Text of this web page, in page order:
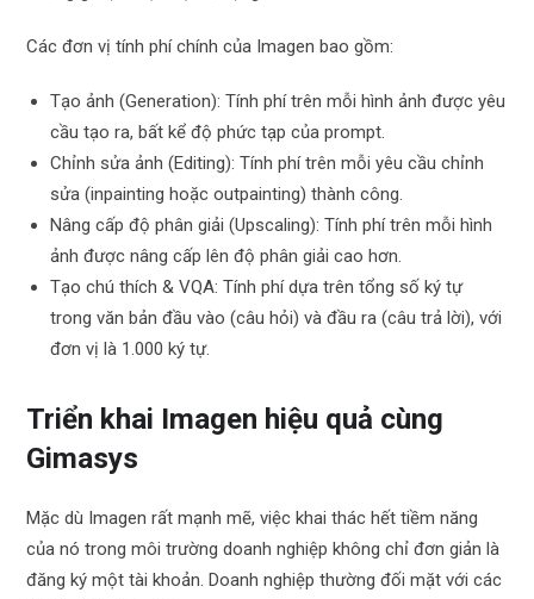
Các đơn vị tính phí chính của Imagen bao gồm:
Tạo ảnh (Generation): Tính phí trên mỗi hình ảnh được yêu
cầu tạo ra, bất kể độ phức tạp của prompt.
Chỉnh sửa ảnh (Editing): Tính phí trên mỗi yêu cầu chỉnh
sửa (inpainting hoặc outpainting) thành công.
Nâng cấp độ phân giải (Upscaling): Tính phí trên mỗi hình
ảnh được nâng cấp lên độ phân giải cao hơn.
Tạo chú thích & VQA: Tính phí dựa trên tổng số ký tự
trong văn bản đầu vào (câu hỏi) và đầu ra (câu trả lời), với
đơn vị là 1.000 ký tự.
Triển khai Imagen hiệu quả cùng
Gimasys
Mặc dù Imagen rất mạnh mẽ, việc khai thác hết tiềm năng
của nó trong môi trường doanh nghiệp không chỉ đơn giản là
đăng ký một tài khoản. Doanh nghiệp thường đối mặt với các